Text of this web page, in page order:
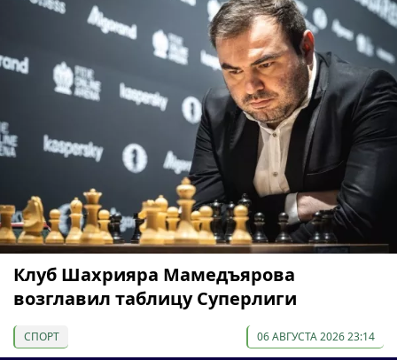
Клуб Шахрияра Мамедъярова
возглавил таблицу Суперлиги
СПОРТ 06 АВГУСТА 2026 23:14